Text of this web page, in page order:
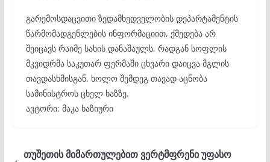
გარემოსდაცვითი ზედამხედველობის დეპარტამენტის
წარმომადგენლების ინფორმაციით, ქმედება არ
შეიცავს რაიმე სახის დანაშაულს, რადგან სოფლის
მკვიდრმა საკუთარ ფერმაში ცხვარი დაიცვა მგლის
თავდასხმისგან, ხოლო შემდეგ თავად აცნობა
სამინისტროს ცხელ ხაზზე.
ავტორი: მაკა ხაზიური
თუშეთის მიმართულებით ვერტმფრენი უფასო